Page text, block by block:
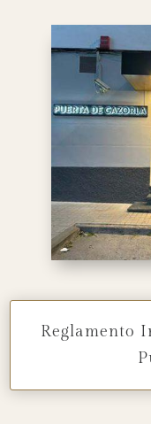
Reglamento